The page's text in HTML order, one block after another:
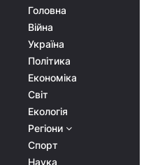
Головна
Війна
Україна
Політика
Економіка
Світ
Екологія
Регіони
Спорт
Наука